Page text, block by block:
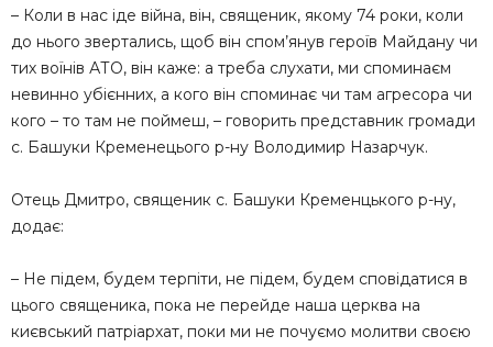
– Коли в нас іде війна, він, священик, якому 74 роки, коли
до нього звертались, щоб він спом’янув героїв Майдану чи
тих воїнів АТО, він каже: а треба слухати, ми споминаєм
невинно убієнних, а кого він споминає чи там агресора чи
кого – то там не поймеш, – говорить представник громади
с. Башуки Кременецього р-ну Володимир Назарчук.
Отець Дмитро, священик с. Башуки Кременцького р-ну,
додає:
– Не підем, будем терпіти, не підем, будем сповідатися в
цього священика, пока не перейде наша церква на
києвський патріархат, поки ми не почуємо молитви своєю